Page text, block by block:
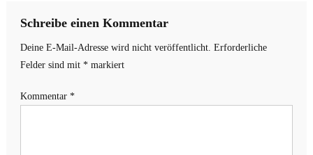
Schreibe einen Kommentar
Deine E-Mail-Adresse wird nicht veröffentlicht. Erforderliche
Felder sind mit *markiert
Kommentar *